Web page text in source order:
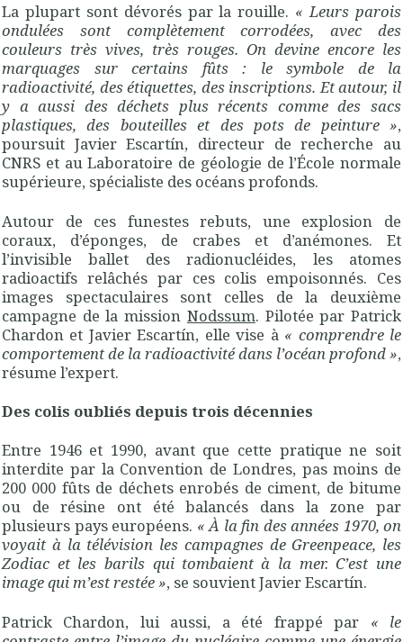
La plupart sont dévorés par la rouille. « Leurs parois
ondulées sont complètement corrodées, avec des
couleurs très vives, très rouges. On devine encore les
marquages sur certains fûts : le symbole de la
radioactivité, des étiquettes, des inscriptions. Et autour, il
y a aussi des déchets plus récents comme des sacs
plastiques, des bouteilles et des pots de peinture »,
poursuit Javier Escartín, directeur de recherche au
CNRS et au Laboratoire de géologie de l’École normale
supérieure, spécialiste des océans profonds.
Autour de ces funestes rebuts, une explosion de
coraux, d’éponges, de crabes et d’anémones. Et
l’invisible ballet des radionucléides, les atomes
radioactifs relâchés par ces colis empoisonnés. Ces
images spectaculaires sont celles de la deuxième
campagne de la mission Nodssum. Pilotée par Patrick
Chardon et Javier Escartín, elle vise à « comprendre le
comportement de la radioactivité dans l’océan profond»,
résume l’expert.
Des colis oubliés depuis trois décennies
Entre 1946 et 1990, avant que cette pratique ne soit
interdite par la Convention de Londres, pas moins de
200 000 fûts de déchets enrobés de ciment, de bitume
ou de résine ont été balancés dans la zone par
plusieurs pays européens. « À la fin des années 1970, on
voyait à la télévision les campagnes de Greenpeace, les
Zodiac et les barils qui tombaient à la mer. C’est une
image qui m’est restée», se souvient Javier Escartín.
Patrick Chardon, lui aussi, a été frappé par «
le